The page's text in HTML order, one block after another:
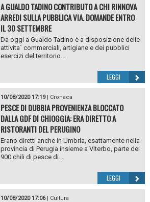
A GUALDO TADINO CONTRIBUTO A CHI RINNOVA
ARREDI SULLA PUBBLICA VIA. DOMANDE ENTRO
IL 30 SETTEMBRE
Da oggi a Gualdo Tadino è a disposizione delle
attivita` commerciali, artigiane e dei pubblici
esercizi del territorio...
LEGGI
10/08/2020 17:19| Cronaca
PESCE DI DUBBIA PROVENIENZA BLOCCATO
DALLA GDF DI CHIOGGIA: ERA DIRETTO A
RISTORANTI DEL PERUGINO
Erano diretti anche in Umbria, esattamente nella
provincia di Perugia insieme a Viterbo, parte dei
900 chili di pesce di...
LEGGI
10/08/2020 17:06| Cultura